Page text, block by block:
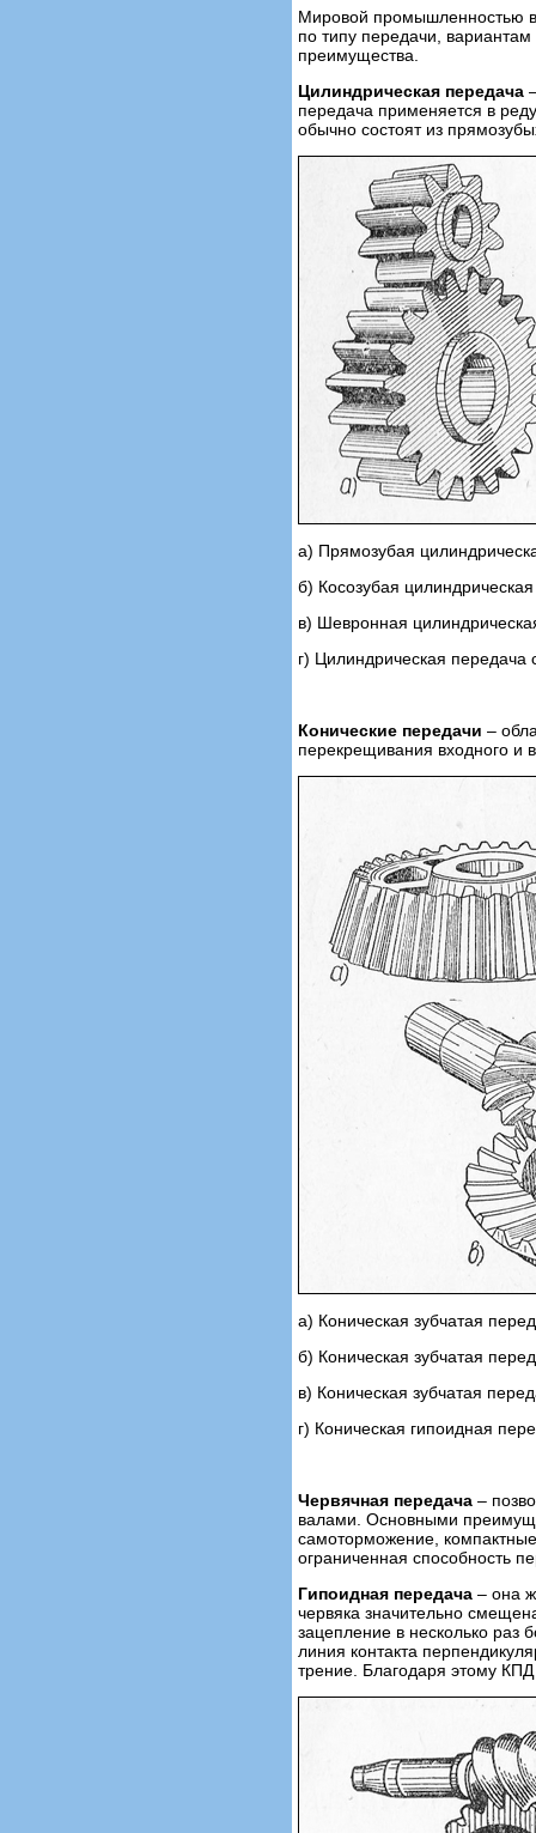
Мировой промышленностью
по типу передачи,
преимущества.
Цилиндрическая передача
передача применяется в
обычно состоят из
а) Прямозубая
б) Косозубая
в) Шевронная
г) Цилиндрическая
Конические передачи –
перекрещивания входного и
а) Коническая зубчатая
б) Коническая зубчатая
в) Коническая зубчатая
г) Коническая гипоидная
Червячная передача –
валами. Основными
самоторможение,
ограниченная способность
Гипоидная передача – она
червяка значительно
зацепление в несколько раз
линия контакта
трение. Благодаря этому